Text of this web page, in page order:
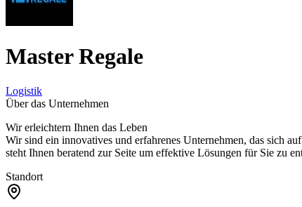
Master Regale
Logistik
Über das Unternehmen
Wir erleichtern Ihnen das Leben
Wir sind ein innovatives und erfahrenes Unternehmen, das sich
steht Ihnen beratend zur Seite um effektive Lösungen für Sie zu
Standort